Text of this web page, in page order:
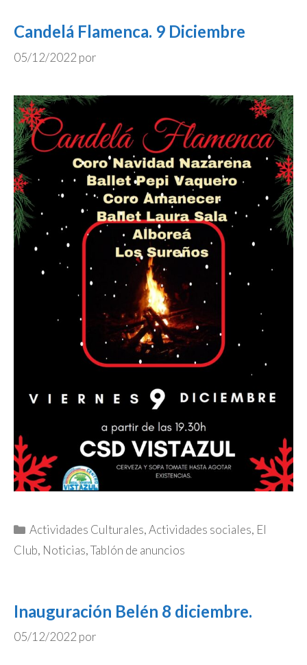
Candelá Flamenca. 9 Diciembre
05/12/2022 por
Categorías
Actividades Culturales,Actividades sociales, El
Club, Noticias,Tablón de anuncios
Inauguración Belén 8 diciembre.
05/12/2022 por